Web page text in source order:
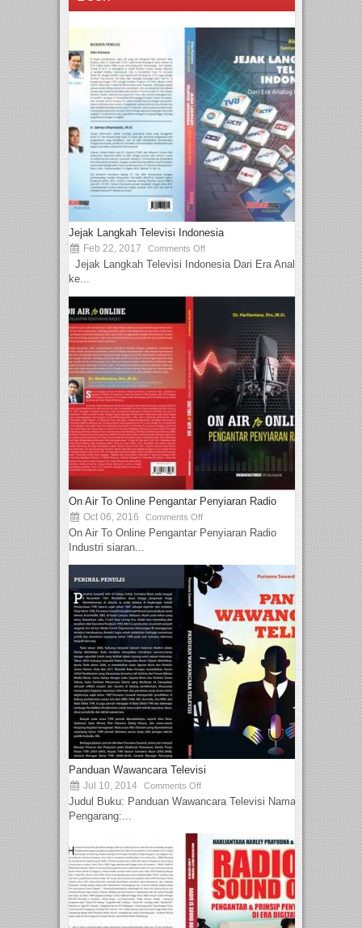
Jejak Langkah Televisi Indonesia
Feb 22, 2017 Comments Off
Jejak Langkah Televisi Indonesia Dari Era Analog
ke...
On Air To Online Pengantar Penyiaran Radio
Oct 06, 2016 Comments Off
On Air To Online Pengantar Penyiaran Radio
Industri siaran...
Panduan Wawancara Televisi
Jul 10, 2014 Comments Off
Judul Buku: Panduan Wawancara Televisi Nama
Pengarang:...